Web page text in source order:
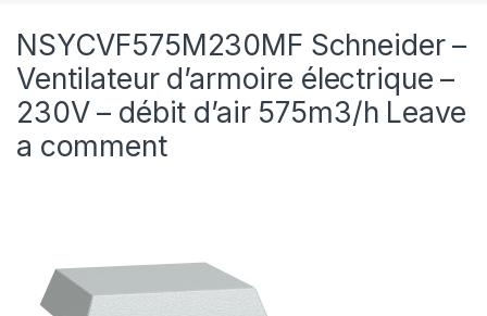
NSYCVF575M230MF Schneider –
Ventilateur d’armoire électrique –
230V – débit d’air 575m3/h Leave
a comment